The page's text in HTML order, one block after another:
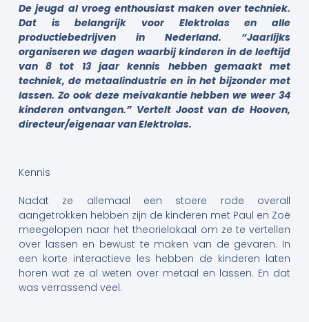
De jeugd al vroeg enthousiast maken over techniek.
Dat is belangrijk voor Elektrolas en alle
productiebedrijven in Nederland. “Jaarlijks
organiseren we dagen waarbij kinderen in de leeftijd
van 8 tot 13 jaar kennis hebben gemaakt met
techniek, de metaalindustrie en in het bijzonder met
lassen. Zo ook deze meivakantie hebben we weer 34
kinderen ontvangen.” Vertelt Joost van de Hooven,
directeur/eigenaar van Elektrolas.
Kennis
Nadat ze allemaal een stoere rode overall
aangetrokken hebben zijn de kinderen met Paul en Zoë
meegelopen naar het theorielokaal om ze te vertellen
over lassen en bewust te maken van de gevaren. In
een korte interactieve les hebben de kinderen laten
horen wat ze al weten over metaal en lassen. En dat
was verrassend veel.